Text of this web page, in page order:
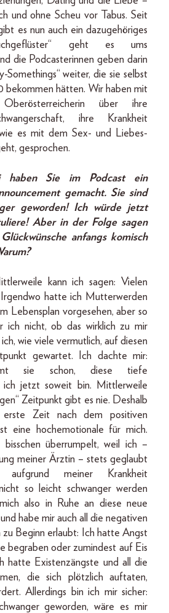
und ohne Scheu vor Tabus. Seit
es nun auch ein dazugehöriges
geht es ums
die Podcasterinnen geben darin
Somethings“ weiter, die sie selbst
bekommen hätten. Wir haben mit
über ihre
ihre Krankheit
es mit dem Sex- und Liebes-
gesprochen.
haben Sie im Podcast ein
gemacht. Sie sind
geworden! Ich würde jetzt
Aber in der Folge sagen
anfangs komisch
kann ich sagen: Vielen
Irgendwo hatte ich Mutterwerden
Lebensplan vorgesehen, aber so
ich nicht, ob das wirklich zu mir
wie viele vermutlich, auf diesen
gewartet. Ich dachte mir:
sie schon, diese tiefe
ich jetzt soweit bin. Mittlerweile
Zeitpunkt gibt es nie. Deshalb
Zeit nach dem positiven
eine hochemotionale für mich.
überrumpelt, weil ich –
meiner Ärztin – stets geglaubt
meiner Krankheit
so leicht schwanger werden
also in Ruhe an diese neue
habe mir auch all die negativen
Beginn erlaubt: Ich hatte Angst
begraben oder zumindest auf Eis
hatte Existenzängste und all die
die sich plötzlich auftaten,
Allerdings bin ich mir sicher:
geworden, wäre es mir